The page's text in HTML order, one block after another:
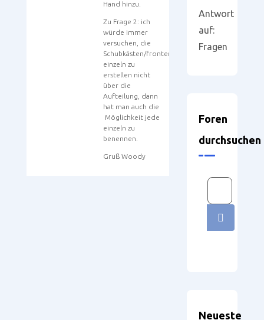
Hand hinzu.
Zu Frage 2: ich
würde immer
versuchen, die
Schubkästen/fronten
einzeln zu
erstellen nicht
über die
Aufteilung, dann
hat man auch die
Möglichkeit jede
einzeln zu
benennen.
Gruß Woody
Antwort
auf:
Fragen
Foren
durchsuchen
Neueste